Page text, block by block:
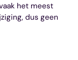
het meest
dus geen